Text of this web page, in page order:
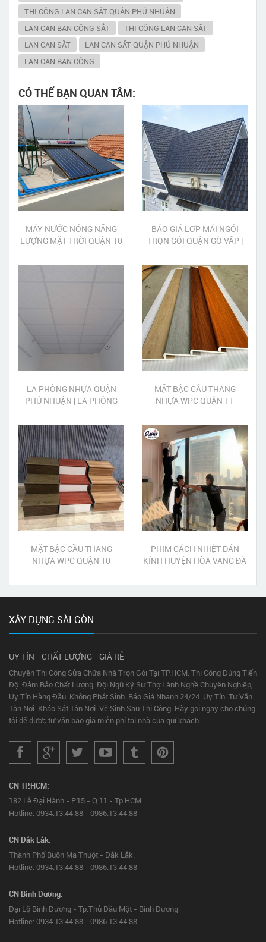
THI CÔNG LAN CAN SẮT QUẬN PHÚ NHUẬN
LAN CAN BAN CÔNG SẮT
THI CÔNG LAN CAN SẮT
LAN CAN SẮT
LAN CAN SẮT QUẬN PHÚ NHUẬN
LAN CAN BAN CÔNG
CÓ THỂ BẠN QUAN TÂM:
MÁY NƯỚC NÓNG NĂNG
LƯỢNG MẶT TRỜI QUẬN 10
BÁO GIÁ LỢP MÁI NGÓI
TRỌN GÓI QUẬN GÒ VẤP |
GÓI QUẬN GÒ VẤP
LA PHÔNG NHỰA QUẬN
PHÚ NHUẬN | LA PHÔNG
NHUẬN
MẶT BẬC CẦU THANG
NHỰA WPC QUẬN 11
MẶT BẬC CẦU THANG
NHỰA WPC QUẬN 10
PHIM CÁCH NHIỆT DÁN
KÍNH HUYỆN HÒA VANG ĐÀ
XÂY DỰNG SÀI GÒN
UY TÍN - CHẤT LƯỢNG - GIÁ RẺ
Chuyên Thi Công Sửa Chữa Nhà Trọn Gói Tại TP.HCM. Thi Công Đúng Tiến
Độ. Đảm Bảo Chất Lượng. Đội Ngũ Kỹ Sư Thợ Lành Nghề Chuyên Nghiệp,
Uy Tín Hàng Đầu. Không Phát Sinh. Báo Giá Nhanh 24/24. Uy Tín. Tư Vấn
Tận Nơi. Khảo Sát Tận Nơi. Vệ Sinh Sau Thi Công. Hãy gọi ngay cho chúng
tôi để được tư vấn báo giá miễn phí tại nhà của quí khách.
CN TP.HCM:
182 Lê Đại Hành - P.15 - Q.11 - Tp.HCM.
Hotline: 0934.13.44.88 - 0986.13.44.88
CN Đắk Lắk:
Thành Phố Buôn Ma Thuột - Đắk Lắk.
Hotline: 0934.13.44.88 - 0986.13.44.88
CN Bình Dương:
Đại Lộ Bình Dương - Tp.Thủ Dầu Một - Bình Dương
Hotline: 0934.13.44.88 - 0986.13.44.88